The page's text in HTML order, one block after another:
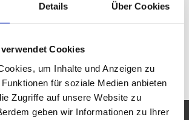
Details Über Cookies
Cookies
um Inhalte und Anzeigen zu
für soziale Medien anbieten
Zugriffe auf unsere Website zu
geben wir Informationen zu Ihrer